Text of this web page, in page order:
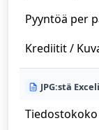
Pyyntöä per
Krediitit /
JPG:stä
Tiedostokoko